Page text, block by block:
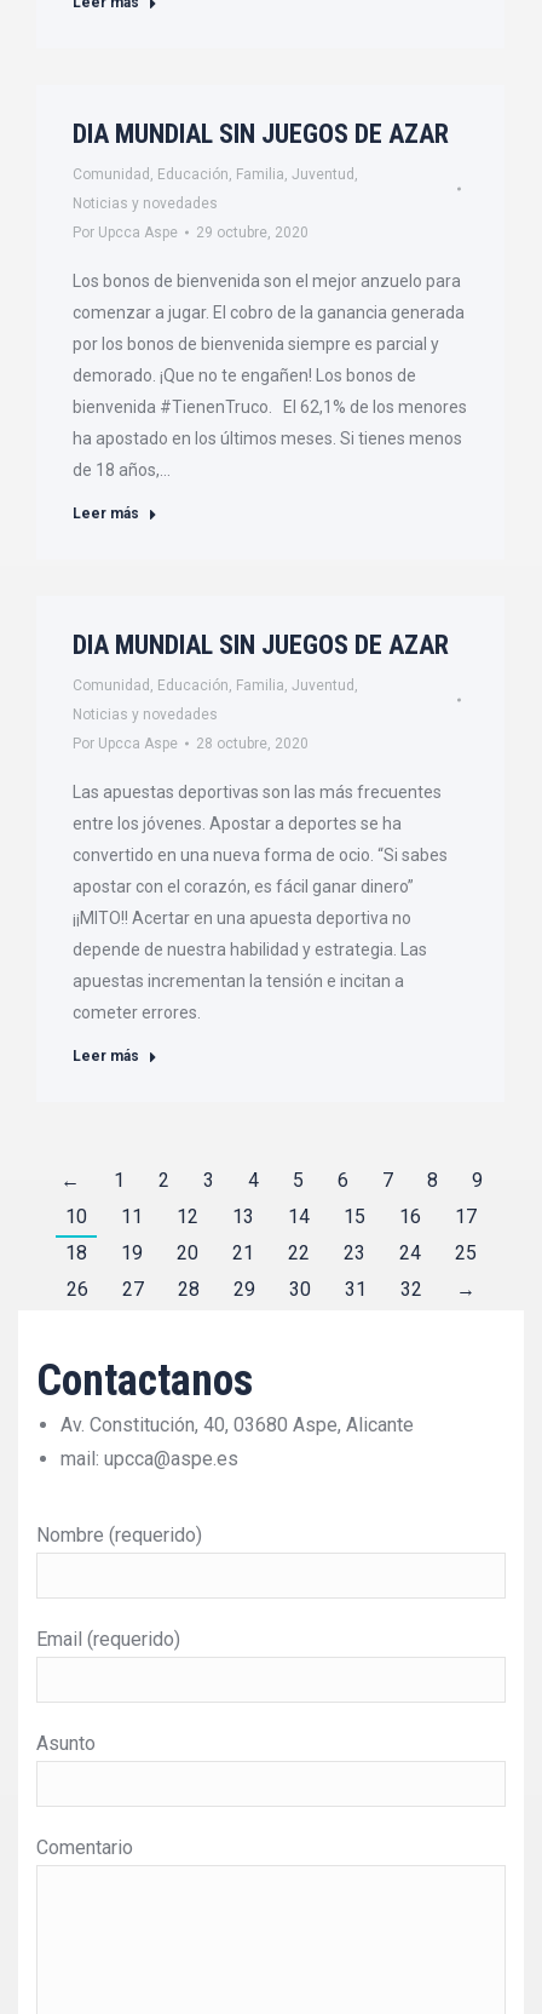
DIA MUNDIAL SIN JUEGOS DE AZAR
Comunidad , Educación, Familia, Juventud ,
Noticias y novedades
Por Upcca Aspe 29 octubre, 2020
Los bonos de bienvenida son el mejor anzuelo para
comenzar a jugar. El cobro de la ganancia generada
por los bonos de bienvenida siempre es parcial y
demorado. ¡Que no te engañen! Los bonos de
bienvenida #TienenTruco. El 62,1% de los menores
ha apostado en los últimos meses. Si tienes menos
de 18 años,…
Leer más
DIA MUNDIAL SIN JUEGOS DE AZAR
Comunidad , Educación, Familia, Juventud ,
Noticias y novedades
Por Upcca Aspe 28 octubre, 2020
Las apuestas deportivas son las más frecuentes
entre los jóvenes. Apostar a deportes se ha
convertido en una nueva forma de ocio. “Si sabes
apostar con el corazón, es fácil ganar dinero”
¡¡MITO!! Acertar en una apuesta deportiva no
depende de nuestra habilidad y estrategia. Las
apuestas incrementan la tensión e incitan a
cometer errores.
Leer más
← 1 2 3 4 5 6 7 8
9
10
11 12 13 14 15 16
17
18
19 20 21 22 23 24
25
26
27 28 29 30 31 32 →
Contactanos
Av. Constitución, 40, 03680 Aspe, Alicante
mail: upcca@aspe.es
Nombre (requerido)
Email (requerido)
Asunto
Comentario